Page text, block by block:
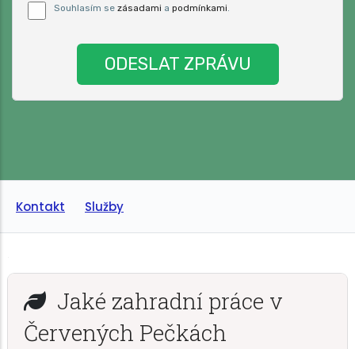
Pro odeslání musite odsouhlasit naše
podmínky.
Souhlasím se zásadami a podmínkami.
Kontakt Služby
Jaké zahradní práce v
Červených Pečkách